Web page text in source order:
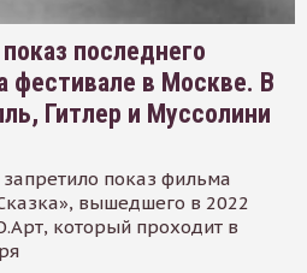
последнего
фестивале в Москве. В
Гитлер и Муссолини
показ фильма
вышедшего в 2022
который проходит в